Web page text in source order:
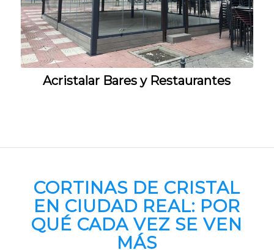
Acristalar Bares y Restaurantes
CORTINAS DE CRISTAL
EN CIUDAD REAL: POR
QUÉ CADA VEZ SE VEN
MÁS